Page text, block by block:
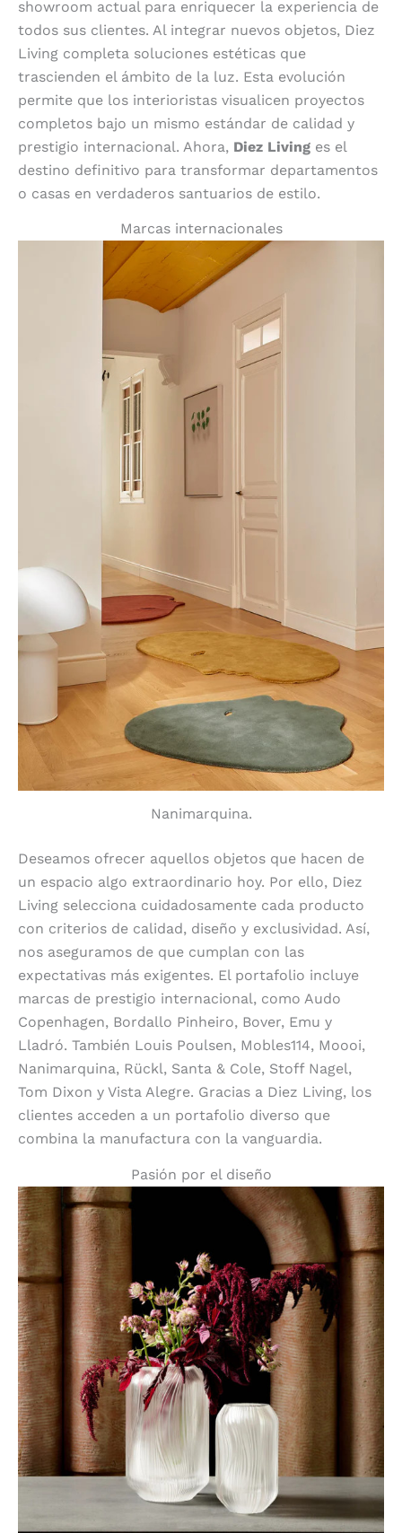
showroom actual para enriquecer la experiencia de
todos sus clientes. Al integrar nuevos objetos, Diez
Living completa soluciones estéticas que
trascienden el ámbito de la luz. Esta evolución
permite que los interioristas visualicen proyectos
completos bajo un mismo estándar de calidad y
prestigio internacional. Ahora, Diez Living es el
destino definitivo para transformar departamentos
o casas en verdaderos santuarios de estilo.
Marcas internacionales
Nanimarquina.
Deseamos ofrecer aquellos objetos que hacen de
un espacio algo extraordinario hoy. Por ello, Diez
Living selecciona cuidadosamente cada producto
con criterios de calidad, diseño y exclusividad. Así,
nos aseguramos de que cumplan con las
expectativas más exigentes. El portafolio incluye
marcas de prestigio internacional, como Audo
Copenhagen, Bordallo Pinheiro, Bover, Emu y
Lladró. También Louis Poulsen, Mobles114, Moooi,
Nanimarquina, Rückl, Santa & Cole, Stoff Nagel,
Tom Dixon y Vista Alegre. Gracias a Diez Living, los
clientes acceden a un portafolio diverso que
combina la manufactura con la vanguardia.
Pasión por el diseño